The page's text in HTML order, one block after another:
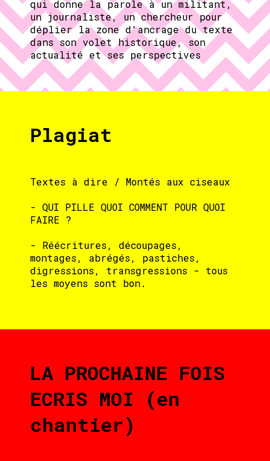
qui donne la parole à un militant,
un journaliste, un chercheur pour
déplier la zone d'ancrage du texte
dans son volet historique, son
actualité et ses perspectives
Plagiat
Textes à dire / Montés aux ciseaux
- QUI PILLE QUOI COMMENT POUR QUOI
FAIRE ?
- Réécritures, découpages,
montages, abrégés, pastiches,
digressions, transgressions - tous
les moyens sont bon.
LA PROCHAINE FOIS
ECRIS MOI (en
chantier)